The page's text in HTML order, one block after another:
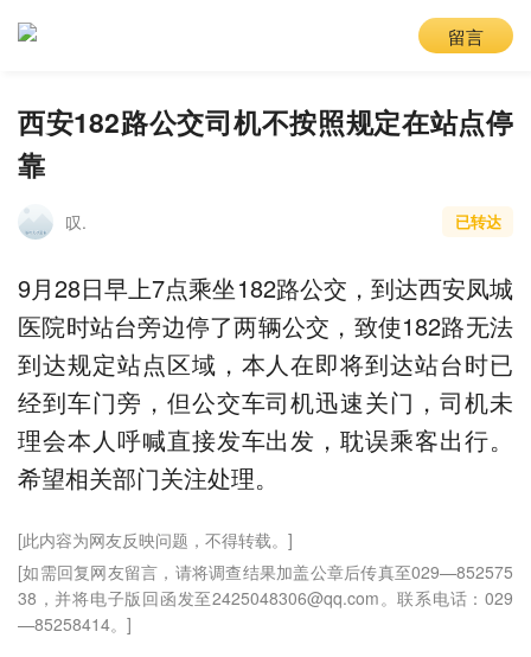
留言
西安182路公交司机不按照规定在站点停
靠
叹. 已转达
9月28日早上7点乘坐182路公交，到达西安凤城
医院时站台旁边停了两辆公交，致使182路无法
到达规定站点区域，本人在即将到达站台时已
经到车门旁，但公交车司机迅速关门，司机未
理会本人呼喊直接发车出发，耽误乘客出行。
希望相关部门关注处理。
[此内容为网友反映问题，不得转载。]
[如需回复网友留言，请将调查结果加盖公章后传真至029—852575
38，并将电子版回函发至2425048306@qq.com。联系电话：029
—85258414。]